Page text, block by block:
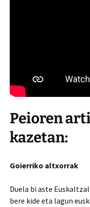
Peioren
kazetan:
Goierriko altxorrak
Duela bi aste
bere kide eta lagun